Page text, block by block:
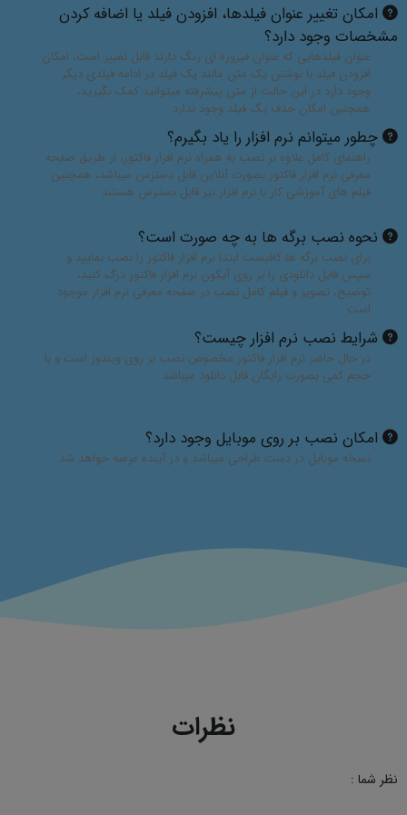
امکان تغییر عنوان فیلدها، افزودن فیلد یا اضافه کردن
مشخصات وجود دارد؟
عنوان فیلدهایی که عنوان فیروزه ای رنگ دارند قابل تغییر است، امکان
افزودن فیلد با نوشتن یک متن مانند یک فیلد در ادامه فیلدی دیگر
وجود دارد در این حالت از متن پیشرفته میتوانید کمک بگیرید،
همچنین امکان حذف یگ فیلد وجود ندارد
چطور میتوانم نرم افزار را یاد بگیرم؟
راهنمای کامل علاوه بر نصب به همراه نرم افزار فاکتور، از طریق صفحه
معرفی نرم افزار فاکتور بصورت آنلاین قابل دسترس میباشد، همچنین
فیلم های آموزشی کار با نرم افزار نیز قابل دسترس هستند
نحوه نصب برگه ها به چه صورت است؟
برای نصب برگه ها کافیست ابتدا نرم افزار فاکتور را نصب نمایید و
سپس فایل دانلودی را بر روی آیکون نرم افزار فاکتور درگ کنید،
توضیح، تصویر و فیلم کامل نصب در صفحه معرفی نرم افزار موجود
است
شرایط نصب نرم افزار چیست؟
در حال حاضر نرم افزار فاکتور مخصوص نصب بر روی ویندوز است و با
حجم کمی بصورت رایگان قابل دانلود میباشد
امکان نصب بر روی موبایل وجود دارد؟
نسخه موبایل در دست طراحی میباشد و در آینده عرضه خواهد شد
نظرات
نظر شما :